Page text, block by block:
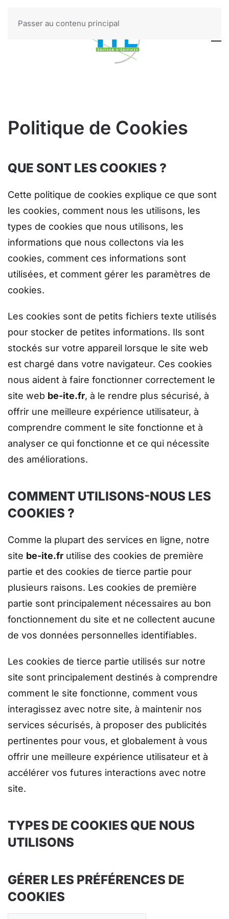
Passer au contenu principal
Politique de Cookies
QUE SONT LES COOKIES ?
Cette politique de cookies explique ce que sont
les cookies, comment nous les utilisons, les
types de cookies que nous utilisons, les
informations que nous collectons via les
cookies, comment ces informations sont
utilisées, et comment gérer les paramètres de
cookies.
Les cookies sont de petits fichiers texte utilisés
pour stocker de petites informations. Ils sont
stockés sur votre appareil lorsque le site web
est chargé dans votre navigateur. Ces cookies
nous aident à faire fonctionner correctement le
site web be-ite.fr, à le rendre plus sécurisé, à
offrir une meilleure expérience utilisateur, à
comprendre comment le site fonctionne et à
analyser ce qui fonctionne et ce qui nécessite
des améliorations.
COMMENT UTILISONS-NOUS LES
COOKIES ?
Comme la plupart des services en ligne, notre
site be-ite.fr utilise des cookies de première
partie et des cookies de tierce partie pour
plusieurs raisons. Les cookies de première
partie sont principalement nécessaires au bon
fonctionnement du site et ne collectent aucune
de vos données personnelles identifiables.
Les cookies de tierce partie utilisés sur notre
site sont principalement destinés à comprendre
comment le site fonctionne, comment vous
interagissez avec notre site, à maintenir nos
services sécurisés, à proposer des publicités
pertinentes pour vous, et globalement à vous
offrir une meilleure expérience utilisateur et à
accélérer vos futures interactions avec notre
site.
TYPES DE COOKIES QUE NOUS
UTILISONS
GÉRER LES PRÉFÉRENCES DE
COOKIES